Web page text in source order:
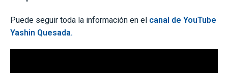
Puede seguir toda la información en el canal de YouTube
Yashin Quesada.